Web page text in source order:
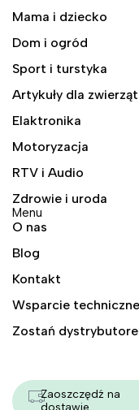
Mama i dziecko
Dom i ogród
Sport i turstyka
Artykuły dla zwierząt
Elaktronika
Motoryzacja
RTV i Audio
Zdrowie i uroda
Menu
O nas
Blog
Kontakt
Wsparcie techniczne
Zostań
Zaoszczędź na